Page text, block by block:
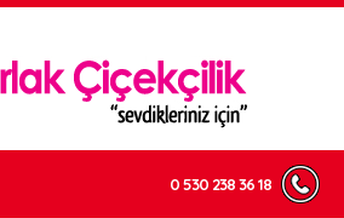
0 530 238 36 18